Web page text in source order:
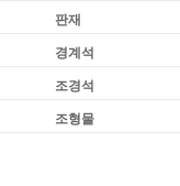
판재
경계석
조경석
조형물